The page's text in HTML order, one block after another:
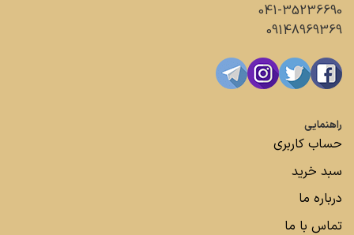
041-35236690
09148969369
راهنمایی
حساب کاربری
سبد خرید
درباره ما
تماس با ما